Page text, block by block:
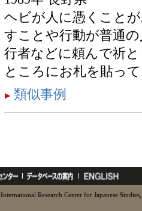
ヘビが人に憑くこと
すことや行動が普通
行者などに頼んで祈
ところにお札を貼っ
類似事例
Research Center for Japanese